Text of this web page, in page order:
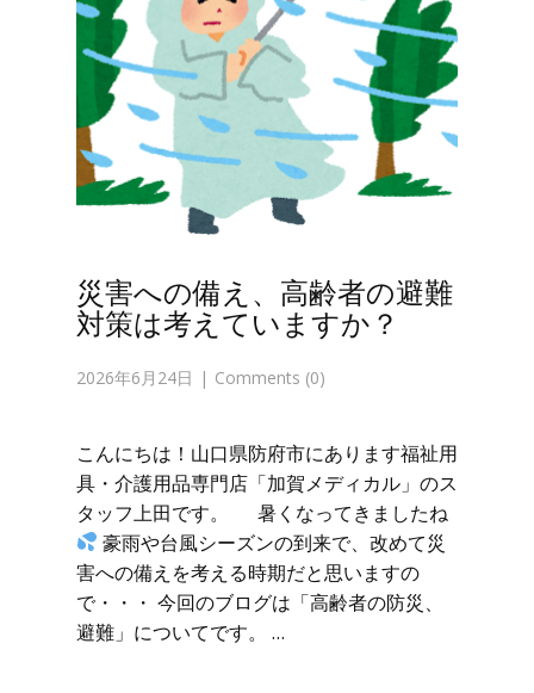
災害への備え、高齢者の避難
対策は考えていますか？
2026年6月24日 Comments (0)
こんにちは！山口県防府市にあります福祉用
具・介護用品専門店「加賀メディカル」のス
タッフ上田です。 暑くなってきましたね
豪雨や台風シーズンの到来で、改めて災
害への備えを考える時期だと思いますの
で・・・ 今回のブログは「高齢者の防災、
避難」についてです。 …